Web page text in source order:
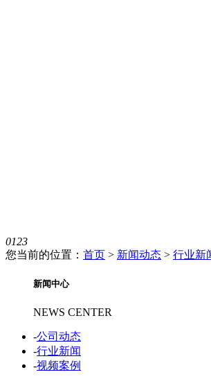
0123
您当前的位置： 首页 > 新闻动态 > 行业新
新闻中心
NEWS CENTER
-公司动态
-行业新闻
-视频案例